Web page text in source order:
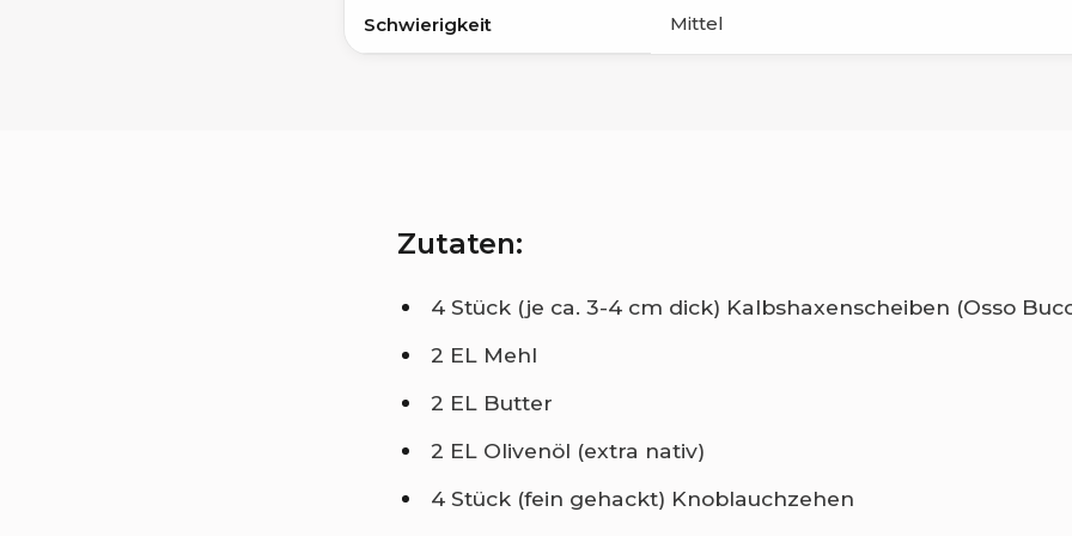
Schwierigkeit Mittel
Zutaten:
4 Stück (je ca. 3-4 cm dick) Kalbshaxenscheiben (Osso
2 EL Mehl
2 EL Butter
2 EL Olivenöl (extra nativ)
4 Stück (fein gehackt) Knoblauchzehen